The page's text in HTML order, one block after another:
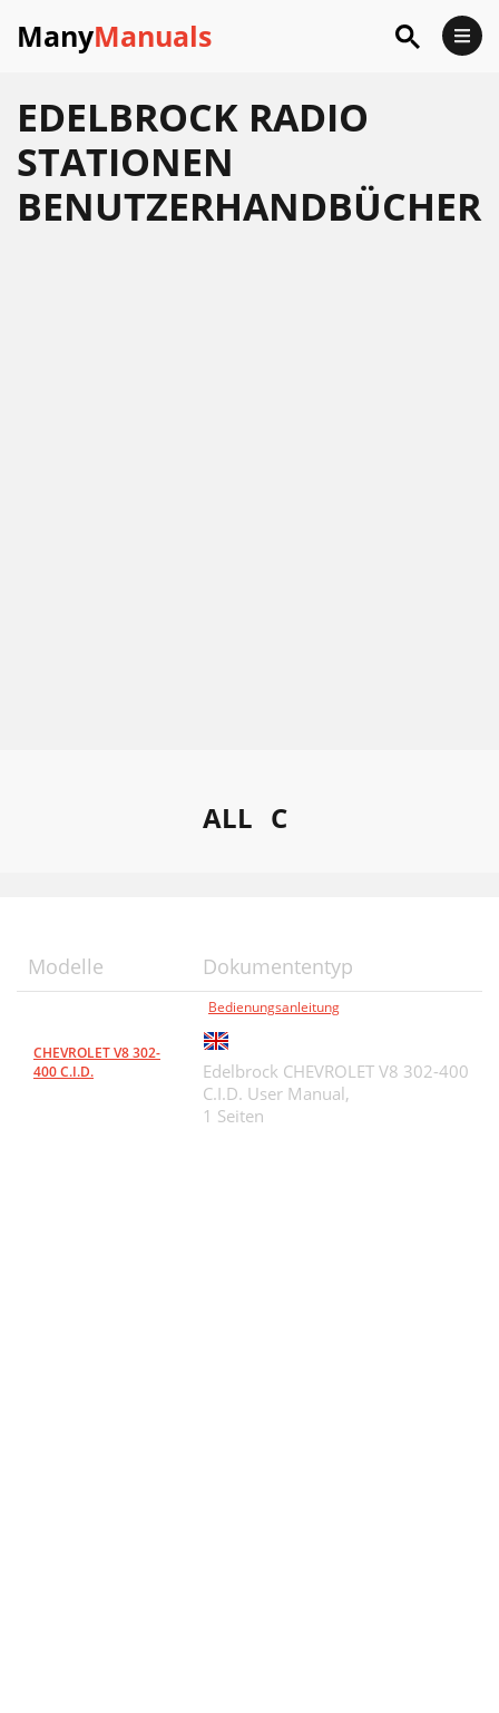
ManyManuals
EDELBROCK RADIO
STATIONEN
BENUTZERHANDBÜCHER
ALL C
Modelle Dokumententyp
CHEVROLET V8 302-
400 C.I.D.
Bedienungsanleitung
Edelbrock CHEVROLET V8 302-400
C.I.D. User Manual,
1 Seiten